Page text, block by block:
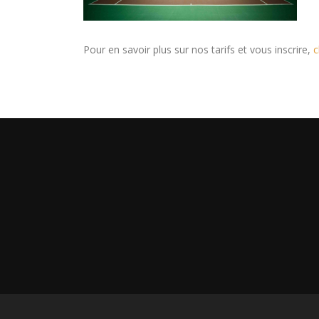
Pour en savoir plus sur nos tarifs et vous inscrire,